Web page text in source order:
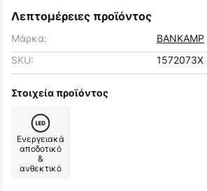
Λεπτομέρειες προϊόντος
Μάρκα:
BANKAMP
SKU:
1572073X
Στοιχεία προϊόντος
Ενεργειακά
αποδοτικό
&
ανθεκτικό